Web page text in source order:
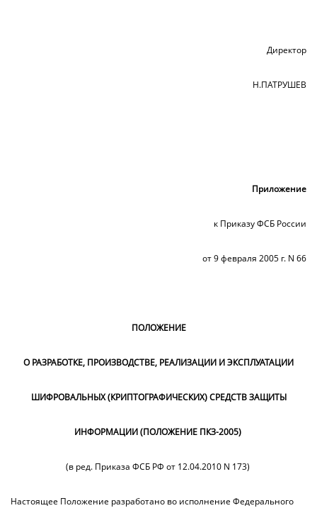
Директор
Н.ПАТРУШЕВ
Приложение
к Приказу ФСБ России
от 9 февраля 2005 г. N 66
ПОЛОЖЕНИЕ
О РАЗРАБОТКЕ, ПРОИЗВОДСТВЕ, РЕАЛИЗАЦИИ И ЭКСПЛУАТАЦИИ
ШИФРОВАЛЬНЫХ (КРИПТОГРАФИЧЕСКИХ) СРЕДСТВ ЗАЩИТЫ
ИНФОРМАЦИИ (ПОЛОЖЕНИЕ ПКЗ-2005)
(в ред. Приказа ФСБ РФ от 12.04.2010 N 173)
Настоящее Положение разработано во исполнение Федерального